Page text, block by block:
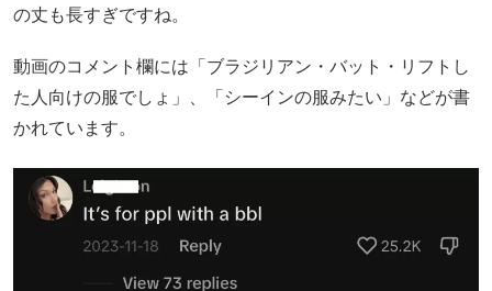
の丈も長すぎですね。
動画のコメント欄には「ブラジリアン・バット・リフトし
た人向けの服でしょ」、「シーインの服みたい」などが書
かれています。